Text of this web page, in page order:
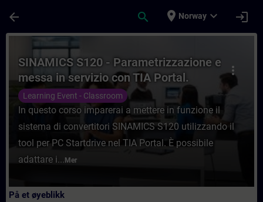
arrow_back search place Norway expand_more login
Kurs - SINAMICS S120 -
more_vert
SINAMICS S120 - Parametrizzazione e
messa in servizio con TIA Portal.
Transizione 5.0 con attestazione finale
superamento esame.
Learning Event - Classroom
In questo corso imparerai a mettere in funzione il
sistema di convertitori SINAMICS S120 utilizzando il
tool per PC Startdrive nel TIA Portal. È possibile
adattare i... Mer
På et øyeblikk